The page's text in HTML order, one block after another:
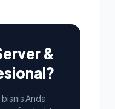
&
Anda